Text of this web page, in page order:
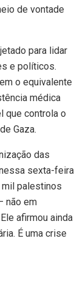
de vontade
para lidar
e políticos.
o equivalente
médica
que controla o
Gaza.
das
sexta-feira
palestinos
não em
afirmou ainda
É uma crise